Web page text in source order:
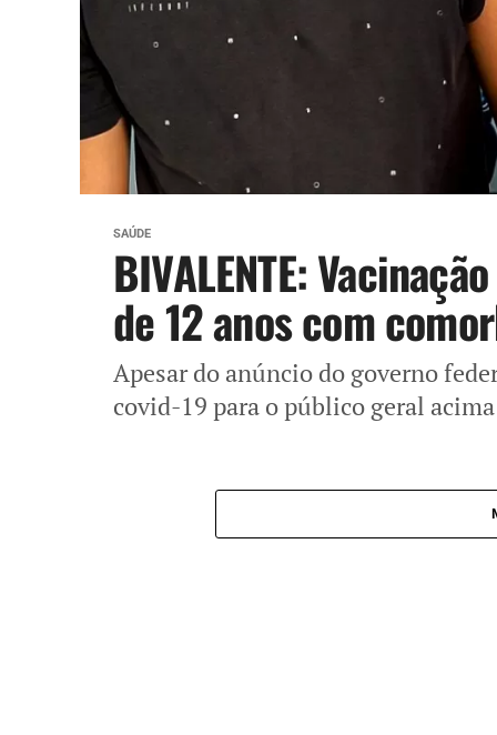
SAÚDE
BIVALENTE:
de 12 anos com
Apesar do anúncio do governo
covid-19 para o público geral